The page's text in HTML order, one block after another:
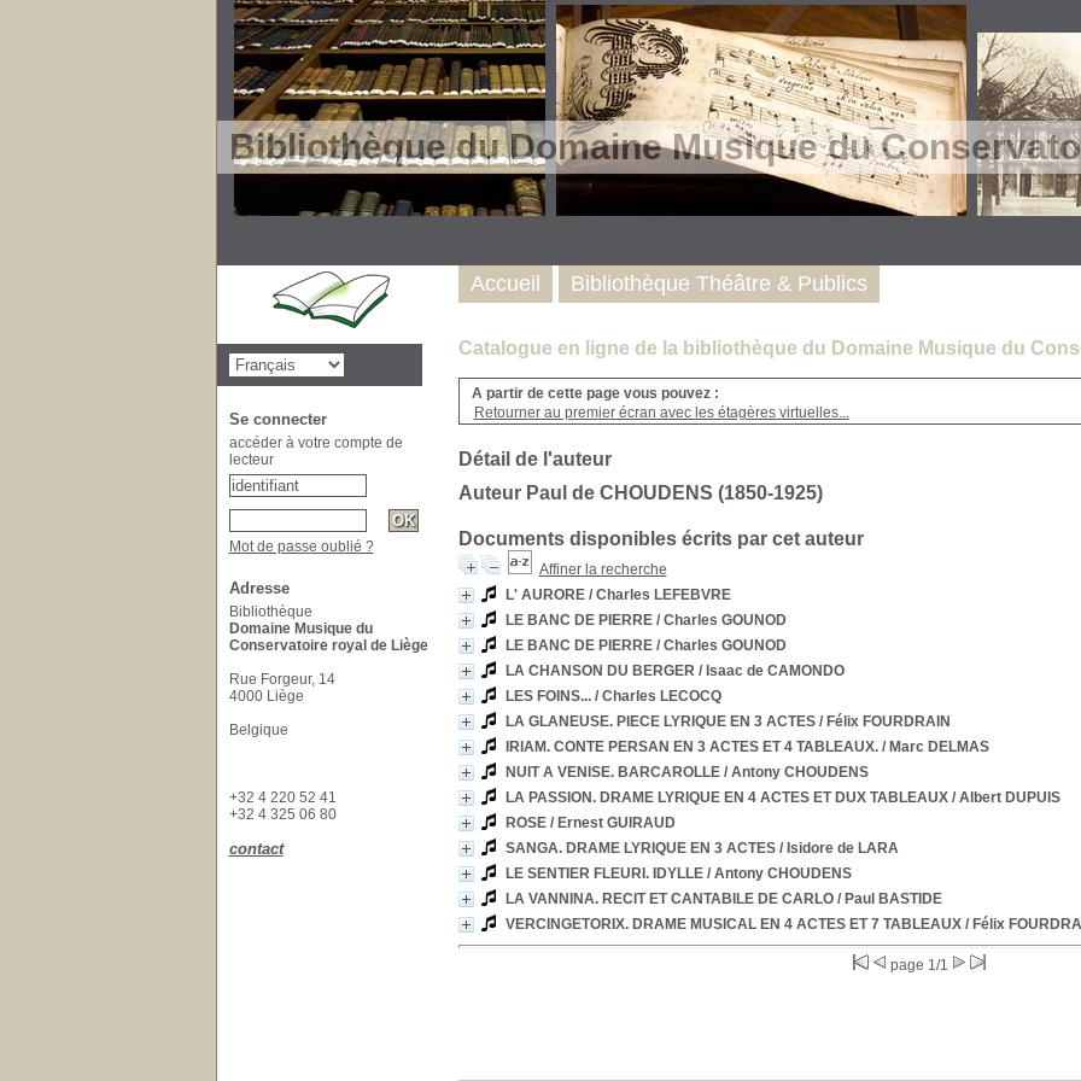
Bibliothèque du Domaine Musique du
Catalogue en ligne de la bibliothèque du Domaine Musique du
A partir de cette page vous pouvez :
Retourner au premier écran avec les étagères virtuelles...
Détail de l'auteur
Auteur Paul de CHOUDENS (1850-1925)
Documents disponibles écrits par cet auteur
Affiner la recherche
L' AURORE/ Charles LEFEBVRE
LE BANC DE PIERRE/ Charles GOUNOD
LE BANC DE PIERRE/ Charles GOUNOD
LA CHANSON DU BERGER / Isaac de CAMONDO
LES FOINS.../ Charles LECOCQ
LA GLANEUSE. PIECE LYRIQUE EN 3 ACTES/ Félix FOURDRAIN
IRIAM. CONTE PERSAN EN 3 ACTES ET 4 TABLEAUX./ Marc DELMAS
NUIT A VENISE. BARCAROLLE/ Antony CHOUDENS
LA PASSION. DRAME LYRIQUE EN 4 ACTES ET DUX TABLEAUX/ Albert DUPUIS
ROSE/ Ernest GUIRAUD
SANGA. DRAME LYRIQUE EN 3 ACTES/ Isidore de LARA
LE SENTIER FLEURI. IDYLLE/ Antony CHOUDENS
LA VANNINA. RECIT ET CANTABILE DE CARLO/ Paul BASTIDE
VERCINGETORIX. DRAME MUSICAL EN 4 ACTES ET 7 TABLEAUX/ Félix
page 1/1
Accueil Bibliothèque Théâtre & Publics
Se connecter
accéder à votre compte de
lecteur
Mot de passe oublié ?
Adresse
Bibliothèque
Domaine Musique du
Conservatoire royal de Liège
Rue Forgeur, 14
4000 Liège
Belgique
+32 4 220 52 41
+32 4 325 06 80
contact